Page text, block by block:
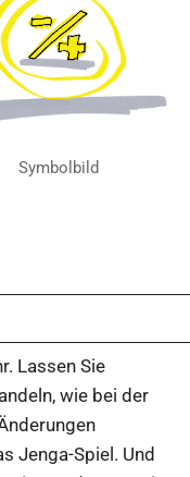
Symbolbild
Lassen Sie
wie bei der
Jenga-Spiel. Und